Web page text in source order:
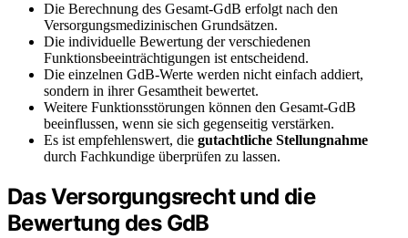
Die Berechnung des Gesamt-GdB erfolgt nach den
Versorgungsmedizinischen Grundsätzen.
Die individuelle Bewertung der verschiedenen
Funktionsbeeinträchtigungen ist entscheidend.
Die einzelnen GdB-Werte werden nicht einfach addiert,
sondern in ihrer Gesamtheit bewertet.
Weitere Funktionsstörungen können den Gesamt-GdB
beeinflussen, wenn sie sich gegenseitig verstärken.
Es ist empfehlenswert, die gutachtliche Stellungnahme
durch Fachkundige überprüfen zu lassen.
Das Versorgungsrecht und die
Bewertung des GdB